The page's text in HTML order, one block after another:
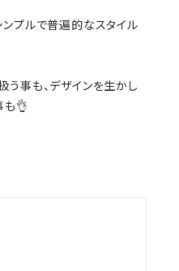
プルで普遍的なスタイル
事も、デザインを生かし
も👌